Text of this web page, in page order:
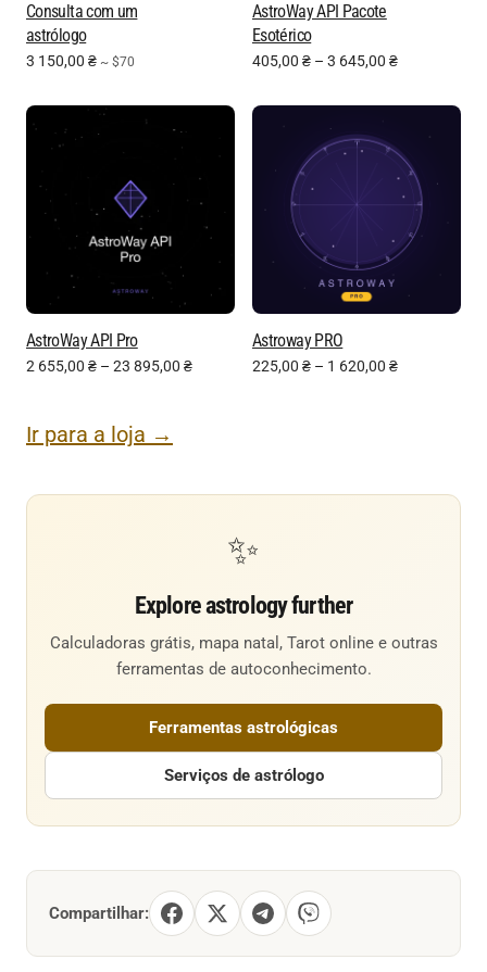
Consulta com um
astrólogo
3 150,00 ₴ ~ $70
AstroWay API Pacote
Esotérico
405,00 ₴ – 3 645,00 ₴
AstroWay API Pro
2 655,00 ₴ – 23 895,00 ₴
Astroway PRO
225,00 ₴ – 1 620,00 ₴
Ir para a loja →
✨
Explore astrology further
Calculadoras grátis, mapa natal, Tarot online e outras
ferramentas de autoconhecimento.
Ferramentas astrológicas
Serviços de astrólogo
Compartilhar: